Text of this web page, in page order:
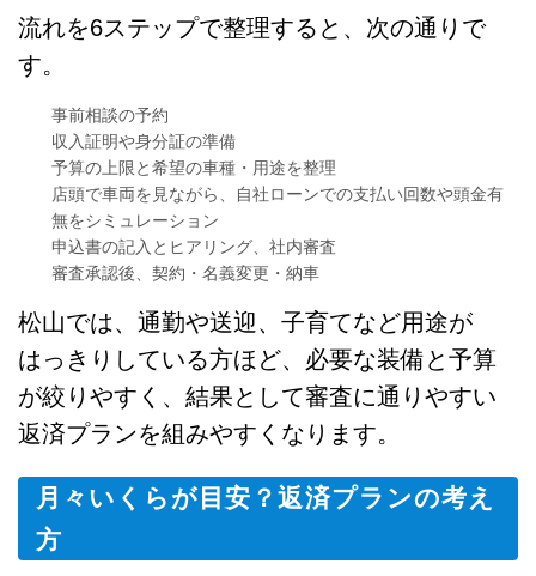
流れを6ステップで整理すると、次の通りで
す。
事前相談の予約
収入証明や身分証の準備
予算の上限と希望の車種・用途を整理
店頭で車両を見ながら、自社ローンでの支払い回数や頭金有
無をシミュレーション
申込書の記入とヒアリング、社内審査
審査承認後、契約・名義変更・納車
松山では、通勤や送迎、子育てなど用途が
はっきりしている方ほど、必要な装備と予算
が絞りやすく、結果として審査に通りやすい
返済プランを組みやすくなります。
月々いくらが目安？返済プランの考え
方